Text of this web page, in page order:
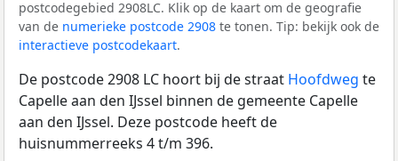
postcodegebied 2908LC. Klik op de kaart om de geografie
van de numerieke postcode 2908 te tonen. Tip: bekijk ook de
interactieve postcodekaart.
De postcode 2908 LC hoort bij de straat Hoofdweg te
Capelle aan den IJssel binnen de gemeente Capelle
aan den IJssel. Deze postcode heeft de
huisnummerreeks 4 t/m 396.